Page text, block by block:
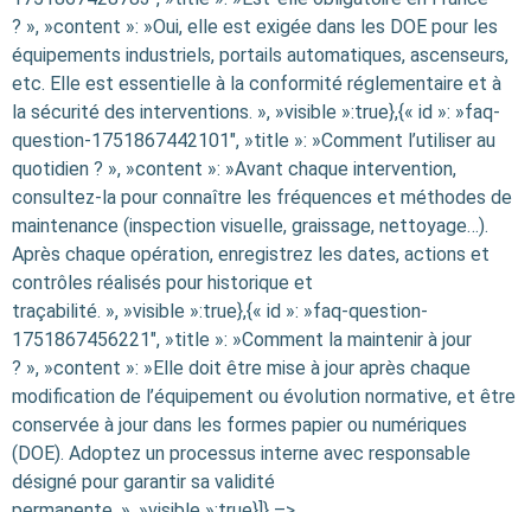
? », »content »: »Oui, elle est exigée dans les DOE pour les
équipements industriels, portails automatiques, ascenseurs,
etc. Elle est essentielle à la conformité réglementaire et à
la sécurité des interventions. », »visible »:true},{« id »: »faq-
question-1751867442101″, »title »: »Comment l’utiliser au
quotidien ? », »content »: »Avant chaque intervention,
consultez-la pour connaître les fréquences et méthodes de
maintenance (inspection visuelle, graissage, nettoyage…).
Après chaque opération, enregistrez les dates, actions et
contrôles réalisés pour historique et
traçabilité. », »visible »:true},{« id »: »faq-question-
1751867456221″, »title »: »Comment la maintenir à jour
? », »content »: »Elle doit être mise à jour après chaque
modification de l’équipement ou évolution normative, et être
conservée à jour dans les formes papier ou numériques
(DOE). Adoptez un processus interne avec responsable
désigné pour garantir sa validité